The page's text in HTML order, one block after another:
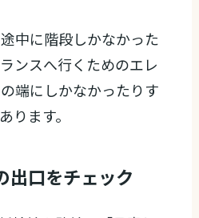
中に階段しかなかった
ンスへ行くためのエレ
端にしかなかったりす
ります。
出口をチェック